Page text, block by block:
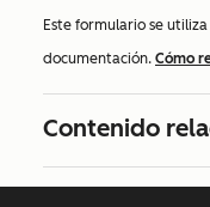
Este formulario se
documentación. Cómo
Contenido